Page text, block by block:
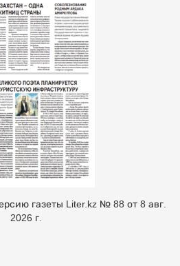
газеты Liter.kz № 88 от 8 авг.
2026 г.